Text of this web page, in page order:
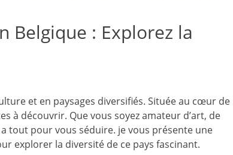
Belgique : Explorez la
et en paysages diversifiés. Située au cœur de
à découvrir. Que vous soyez amateur d’art, de
tout pour vous séduire. je vous présente une
explorer la diversité de ce pays fascinant.